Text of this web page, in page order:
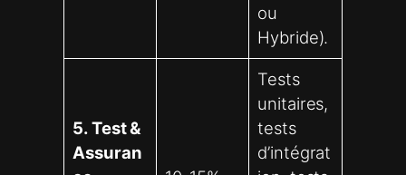
ou
Hybride).
5. Test &
Assuran
Tests
unitaires,
tests
d’intégrat